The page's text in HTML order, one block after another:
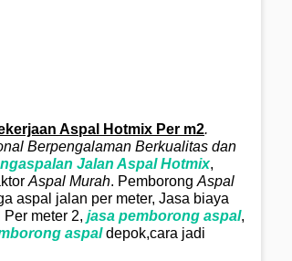
Aspal Hotmix Per m2.
Berpengalaman Berkualitas dan
Jalan AspalHotmix,
Aspal Murah. Pemborong Aspal
aspal jalan per meter, Jasa biaya
meter 2, jasa pemborong aspal,
aspaldepok,cara jadi